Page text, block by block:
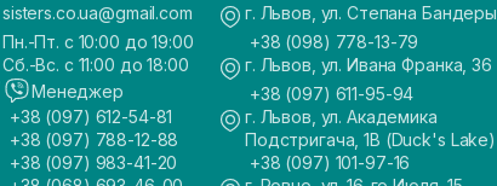
sisters.co.ua@gmail.com
Пн.-Пт. с 10:00 до 19:00
Сб.-Вс. с 11:00 до 18:00
Менеджер
+38 (097) 612-54-81
+38 (097) 788-12-88
+38 (097) 983-41-20
г. Львов, ул. Степана
+38 (098) 778-13-79
г. Львов, ул. Ивана Франка, 36
+38 (097) 611-95-94
г. Львов, ул. Академика
Подстригача, 1В (Duck's Lake)
+38 (097) 101-97-16